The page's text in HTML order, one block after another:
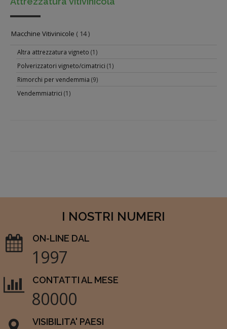
Macchine Vitivinicole ( 14 )
Altra attrezzatura vigneto(1)
Polverizzatori vigneto/cimatrici (1)
Rimorchi per vendemmia (9)
Vendemmiatrici (1)
I NOSTRI NUMERI
ON-LINE DAL
1997
CONTATTI AL MESE
80000
VISIBILITA' PAESI